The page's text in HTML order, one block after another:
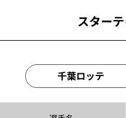
スター
千葉ロッテ